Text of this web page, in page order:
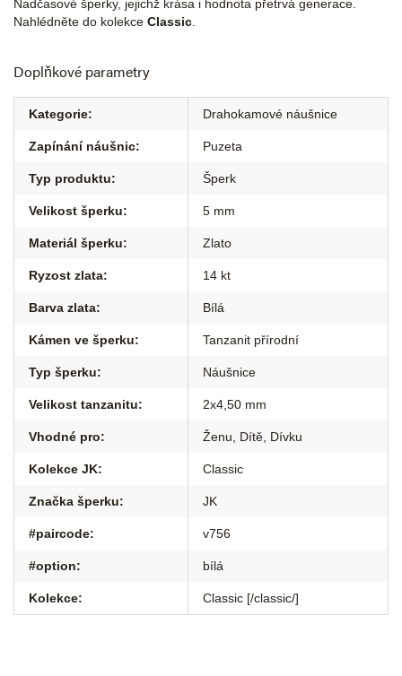
Nadčasové šperky, jejichž krása i hodnota přetrvá generace.
Nahlédněte do kolekce Classic
Doplňkové parametry
Kategorie: Drahokamové náušnice
Zapínání náušnic: Puzeta
Typ produktu: Šperk
Velikost šperku: 5 mm
Materiál šperku: Zlato
Ryzost zlata: 14 kt
Barva zlata: Bílá
Kámen ve šperku: Tanzanit přírodní
Typ šperku: Náušnice
Velikost tanzanitu: 2x4,50 mm
Vhodné pro: Ženu Dítě Dívku
Kolekce JK: Classic
Značka šperku: JK
#paircode: v756
#option: bílá
Kolekce: Classic [/classic/]